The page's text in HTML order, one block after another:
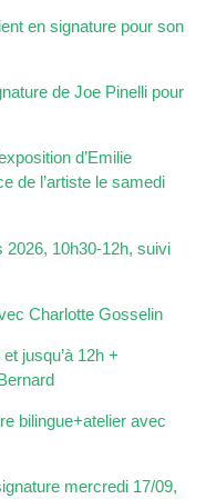
en signature pour son
de Joe Pinelli pour
d’Emilie
de l’artiste le samedi
10h30-12h, suivi
Charlotte Gosselin
jusqu’à 12h +
bilingue+atelier avec
mercredi 17/09,